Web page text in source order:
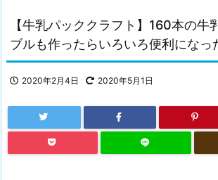
【牛乳パッククラフト】160本の牛
ブルも作ったらいろいろ便利になっ
2020年2月4日 2020年5月1日